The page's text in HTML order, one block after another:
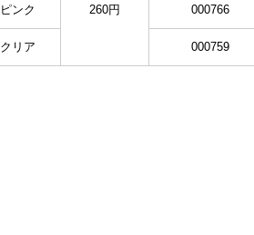
260円
ピンク 000766
クリア 000759